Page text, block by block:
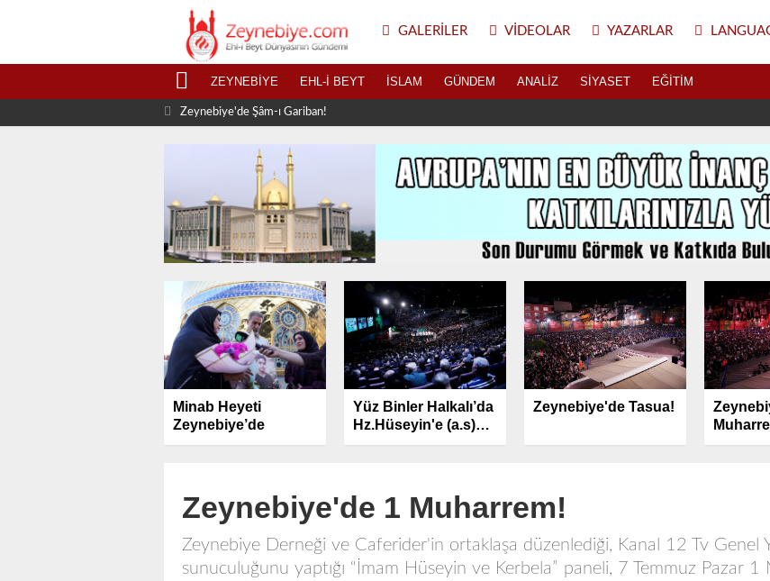
GALERILER VIDEOLAR YAZARLAR
ZEYNEBIYE EHL-I BEYT İSLAM GÜNDEM ANALIZ SIYASET EĞITIM
Zeynebiye'de Şâm-ı Gariban!
Minab Heyeti
Zeynebiye’de
Yüz Binler Halkalı’da
Hz.Hüseyin'e (a.s)
Lebbeyk Dedi
Zeynebiye'de Tasua!
Zeynebiye'de 1 Muharrem!
Zeynebiye Derneği ve Caferider'in ortaklaşa düzenlediği, Kanal 12 Tv Genel
sunuculuğunu yaptığı “İmam Hüseyin ve Kerbela” paneli, 7 Temmuz Pazar